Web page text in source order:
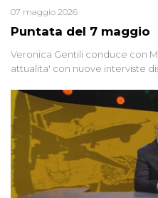
Puntata del 7 maggio
07 maggio 2026
Veronica Gentili conduce con
attualita' con nuove interviste